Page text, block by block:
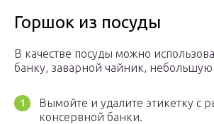
Горшок из посуды
В качестве посуды можно
банку, заварной чайник,
Вымойте и удалите этикетку с
консервной банки.